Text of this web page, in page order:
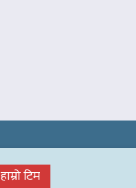
हाम्रो टिम